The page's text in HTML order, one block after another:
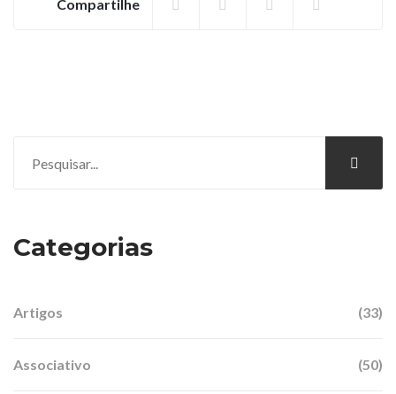
Compartilhe
Categorias
Artigos (33)
Associativo (50)